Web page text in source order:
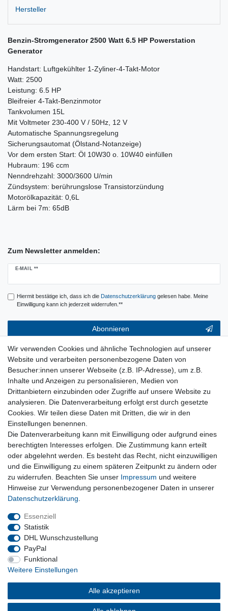
Hersteller
Benzin-Stromgenerator 2500 Watt 6.5 HP Powerstation
Generator
Handstart: Luftgekühlter 1-Zyliner-4-Takt-Motor
Watt: 2500
Leistung: 6.5 HP
Bleifreier 4-Takt-Benzinmotor
Tankvolumen 15L
Mit Voltmeter 230-400 V / 50Hz, 12 V
Automatische Spannungsregelung
Sicherungsautomat (Ölstand-Notanzeige)
Vor dem ersten Start: Öl 10W30 o. 10W40 einfüllen
Hubraum: 196 ccm
Nenndrehzahl: 3000/3600 U/min
Zündsystem: berührungslose Transistorzündung
Motorölkapazität: 0,6L
Lärm bei 7m: 65dB
Zum Newsletter anmelden:
E-MAIL **
Newsletter
Hiermit bestätige ich, dass ich die Daten­schutz­erklärunggelesen habe. Meine
Einwilligung kann ich jederzeit widerrufen.**
Abonnieren
** Hierbei handelt es sich um ein Pflichtfeld.
Service & Hilfe
Kontakt
Warenkorb
Zur Kasse
Nützliches
Newsletter abmelden
Widerrufsformular
Vertrag Widerrufen
Rechtliches
Impressum
Wiederrufsrecht
AGB
Privatkunden
Neukundenanmeldung
Mein Konto
Wir verwenden Cookies und ähnliche Technologien auf unserer
Website und verarbeiten personenbezogene Daten von
Besucher:innen unserer Webseite (z.B. IP-Adresse), um z.B.
Inhalte und Anzeigen zu personalisieren, Medien von
Drittanbietern einzubinden oder Zugriffe auf unsere Website zu
analysieren. Die Datenverarbeitung erfolgt erst durch gesetzte
Cookies. Wir teilen diese Daten mit Dritten, die wir in den
Einstellungen benennen.
Die Datenverarbeitung kann mit Einwilligung oder aufgrund eines
berechtigten Interesses erfolgen. Die Zustimmung kann erteilt
oder abgelehnt werden. Es besteht das Recht, nicht einzuwilligen
und die Einwilligung zu einem späteren Zeitpunkt zu ändern oder
zu widerrufen. Beachten Sie unser Impressum und weitere
Hinweise zur Verwendung personenbezogener Daten in unserer
Daten­schutz­erklärung
Essenziell
Statistik
DHL Wunschzustellung
PayPal
Funktional
Weitere Einstellungen
Alle akzeptieren